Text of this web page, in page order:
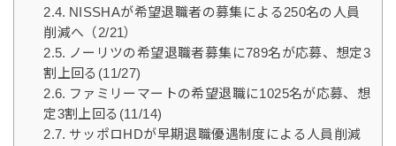
NISSHAが希望退職者の募集による250名の人員
削減へ（2/21）
ノーリツの希望退職者募集に789名が応募、想定3
割上回る(11/27)
ファミリーマートの希望退職に1025名が応募、想
定3割上回る(11/14)
サッポロHDが早期退職優遇制度による人員削減